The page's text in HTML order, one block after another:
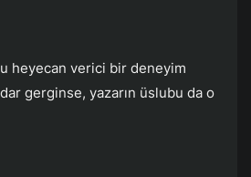
heyecan verici bir deneyim
gerginse, yazarın üslubu da o